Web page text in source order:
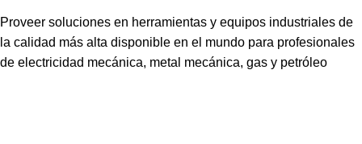
Proveer soluciones en herramientas y equipos industriales de
la calidad más alta disponible en el mundo para profesionales
de electricidad mecánica, metal mecánica, gas y petróleo